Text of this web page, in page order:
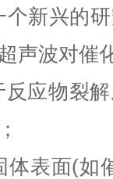
新兴的
声波对催
应物裂
体表面(如